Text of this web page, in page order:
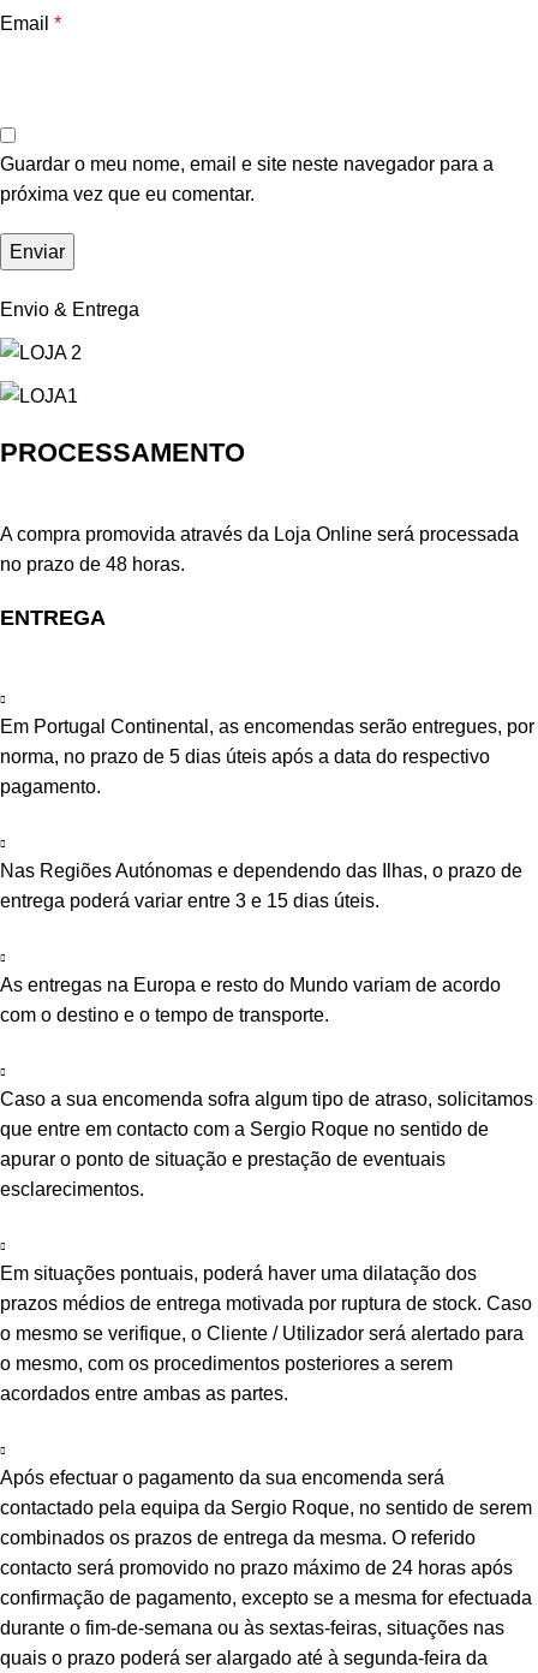
Email *
Guardar o meu nome, email e site neste navegador para a
próxima vez que eu comentar.
Envio & Entrega
PROCESSAMENTO
A compra promovida através da Loja Online será processada
no prazo de 48 horas.
ENTREGA
Em Portugal Continental, as encomendas serão entregues, por
norma, no prazo de 5 dias úteis após a data do respectivo
pagamento.
Nas Regiões Autónomas e dependendo das Ilhas, o prazo de
entrega poderá variar entre 3 e 15 dias úteis.
As entregas na Europa e resto do Mundo variam de acordo
com o destino e o tempo de transporte.
Caso a sua encomenda sofra algum tipo de atraso, solicitamos
que entre em contacto com a Sergio Roque no sentido de
apurar o ponto de situação e prestação de eventuais
esclarecimentos.
Em situações pontuais, poderá haver uma dilatação dos
prazos médios de entrega motivada por ruptura de stock. Caso
o mesmo se verifique, o Cliente / Utilizador será alertado para
o mesmo, com os procedimentos posteriores a serem
acordados entre ambas as partes.
Após efectuar o pagamento da sua encomenda será
contactado pela equipa da Sergio Roque, no sentido de serem
combinados os prazos de entrega da mesma. O referido
contacto será promovido no prazo máximo de 24 horas após
confirmação de pagamento, excepto se a mesma for efectuada
durante o fim-de-semana ou às sextas-feiras, situações nas
quais o prazo poderá ser alargado até à segunda-feira da